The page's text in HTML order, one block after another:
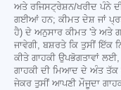
ਅਤੇ ਰਜਿਸਟ੍ਰੇਸ਼ਨ/ਖਰੀਦ ਪੰਨੇ
ਗਈਆਂ ਹਨ; ਕੀਮਤ ਦੇਸ਼ ਜਾਂ
ਹੈ) ਦੇ ਅਨੁਸਾਰ ਕੀਮਤ 'ਤੇ ਅਤੇ
ਜਾਵੇਗੀ, ਬਸ਼ਰਤੇ ਕਿ ਤੁਸੀਂ ਇੱਕ
ਕੀਤੇ ਗਾਹਕੀ ਉਪਭੋਗਤਾਵਾਂ
ਗਾਹਕੀ ਦੀ ਮਿਆਦ ਦੇ ਅੰਤ ਤੱਕ
ਜੇਕਰ ਤੁਸੀਂ ਆਪਣੀ ਮੌਜੂਦਾ